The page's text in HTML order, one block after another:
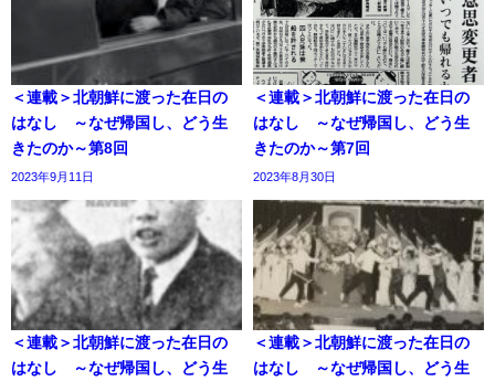
＜連載＞北朝鮮に渡った在日の
はなし ～なぜ帰国し、どう生
きたのか～第8回
2023年9月11日
＜連載＞北朝鮮に渡った在日の
はなし ～なぜ帰国し、どう生
きたのか～第7回
2023年8月30日
＜連載＞北朝鮮に渡った在日の
はなし ～なぜ帰国し、どう生
＜連載＞北朝鮮に渡った在日の
はなし ～なぜ帰国し、どう生